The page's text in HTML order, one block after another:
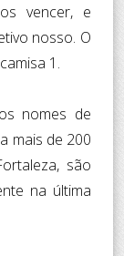
vencer, e
nosso. O
1.
nomes de
mais de 200
são
na última